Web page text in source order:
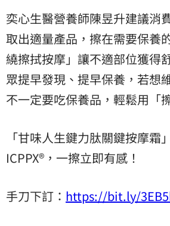
奕心生醫營養師陳昱升建議消
取出適量產品，擦在需要保養
繞擦拭按摩」讓不適部位獲得
眾提早發現、提早保養，若想
不一定要吃保養品，輕鬆用「
「甘味人生鍵力肽關鍵按摩霜
ICPPX®，一擦立即有感！
手刀下訂： https://bit.ly/